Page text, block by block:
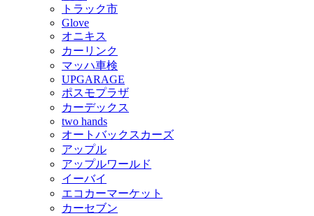
トラック市
Glove
オニキス
カーリンク
マッハ車検
UPGARAGE
ポスモプラザ
カーデックス
two hands
オートバックスカーズ
アップル
アップルワールド
イーバイ
エコカーマーケット
カーセブン